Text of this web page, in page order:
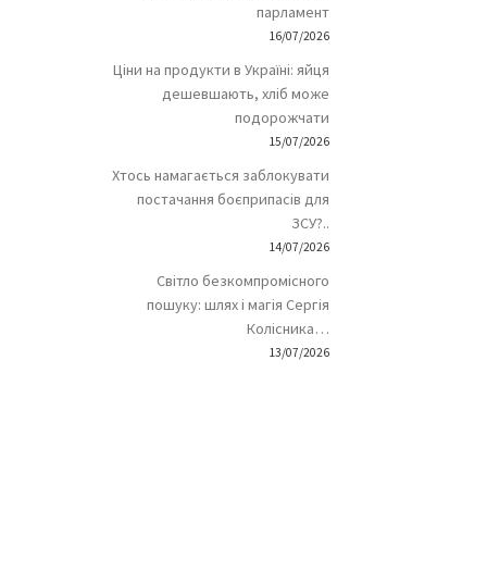
парламент
16/07/2026
Ціни на продукти в Україні: яйця
дешевшають, хліб може
подорожчати
15/07/2026
Хтось намагається заблокувати
постачання боєприпасів для
ЗСУ?..
14/07/2026
Світло безкомпромісного
пошуку: шлях і магія Сергія
Колісника…
13/07/2026